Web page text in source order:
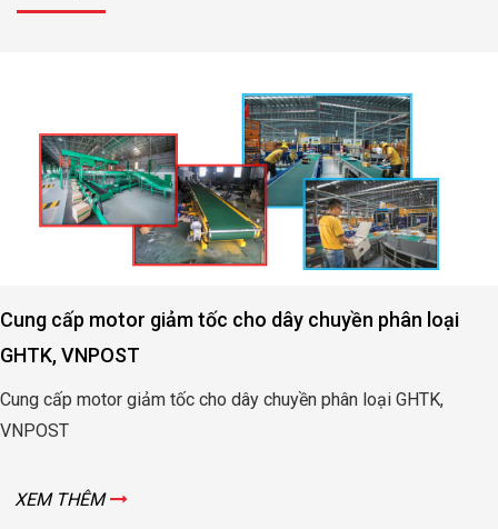
Cung cấp motor giảm tốc cho dây chuyền phân loại
GHTK, VNPOST
Cung cấp motor giảm tốc cho dây chuyền phân loại GHTK,
VNPOST
XEM THÊM